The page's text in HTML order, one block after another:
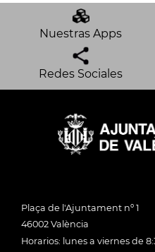
Nuestras Apps
Redes Sociales
Plaça de l'Ajuntament nº 1
46002 València
Horarios: lunes a viernes de